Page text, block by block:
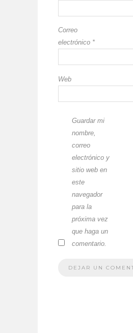
Correo
electrónico *
Web
Guardar mi
nombre,
correo
electrónico y
sitio web en
este
navegador
para la
próxima vez
que haga un
comentario.